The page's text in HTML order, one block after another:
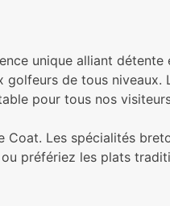
unique alliant détente
de tous niveaux.
pour tous nos
Les spécialités
préfériez les plats